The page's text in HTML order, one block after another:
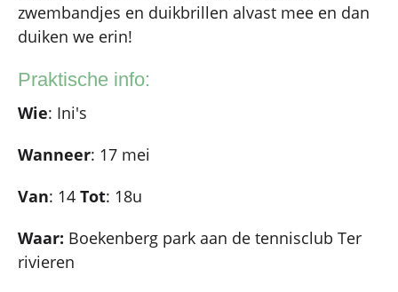
zwembandjes en duikbrillen alvast mee en dan
duiken we erin!
Praktische info:
Wie: Ini's
Wanneer: 17 mei
Van: 14 Tot: 18u
Waar: Boekenberg park aan de tennisclub Ter
rivieren